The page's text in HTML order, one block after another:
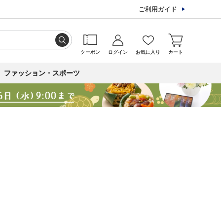
ご利用ガイド
クーポン ログイン お気に入り カート
ファッション・スポーツ